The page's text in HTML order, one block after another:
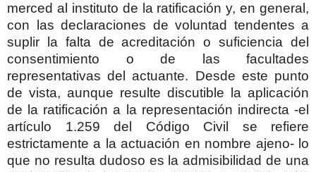
merced al instituto de la ratificación y, en general,
con las declaraciones de voluntad tendentes a
suplir la falta de acreditación o suficiencia del
consentimiento o de las facultades
representativas del actuante. Desde este punto
de vista, aunque resulte discutible la aplicación
de la ratificación a la representación indirecta -el
artículo 1.259 del Código Civil se refiere
estrictamente a la actuación en nombre ajeno- lo
que no resulta dudoso es la admisibilidad de una